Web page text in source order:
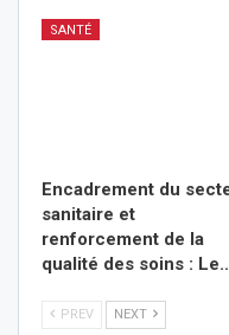
SANTÉ
Encadrement du
sanitaire et
renforcement de la
qualité des soins :
PREV NEXT